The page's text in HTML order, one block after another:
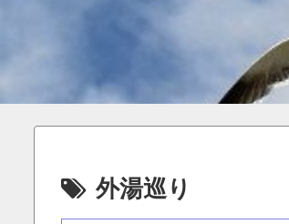
外湯巡り